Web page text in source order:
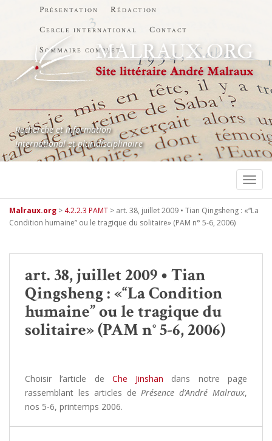
Présentation
Rédaction
Cercle international
Contact
Sommaire complet
Recherche et information
International et pluridisciplinaire
Malraux.org > 4.2.2.3 PAMT > art. 38, juillet 2009 • Tian Qingsheng : «“La
Condition humaine” ou le tragique du solitaire» (PAM n° 5-6, 2006)
art. 38, juillet 2009 • Tian
Qingsheng : «“La Condition
humaine” ou le tragique du
solitaire» (PAM n° 5-6, 2006)
Choisir l’article de Che Jinshan dans notre page
rassemblant les articles dePrésence d’André Malraux,
nos 5-6, printemps 2006.